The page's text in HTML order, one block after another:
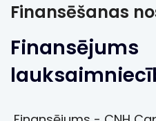
Finansēšanas
Finansējums